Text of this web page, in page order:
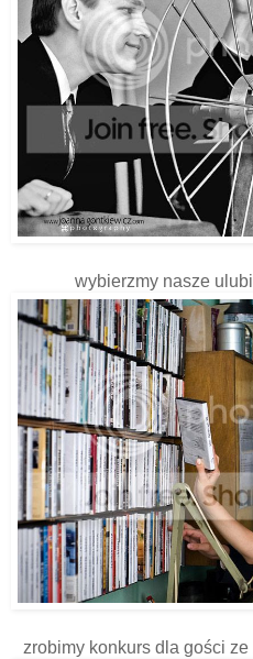
wybierzmy nasze
zrobimy konkurs dla gości